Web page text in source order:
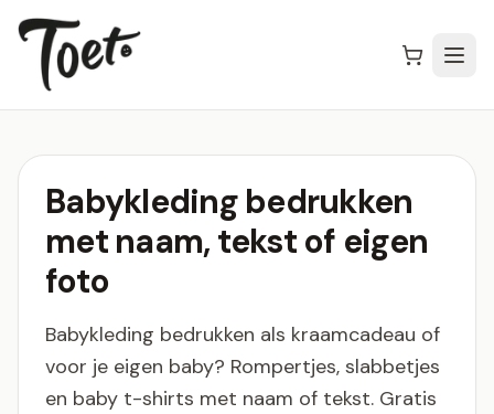
Babykleding bedrukken
met naam, tekst of eigen
foto
Babykleding bedrukken als kraamcadeau of
voor je eigen baby? Rompertjes, slabbetjes
en baby t-shirts met naam of tekst. Gratis